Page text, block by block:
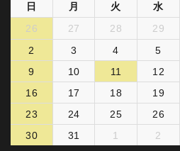
日 月 火 水
26
27 28 29
2
3 4 5
9
10 11 12
16
17 18 19
23
24 25 26
30
31 1 2